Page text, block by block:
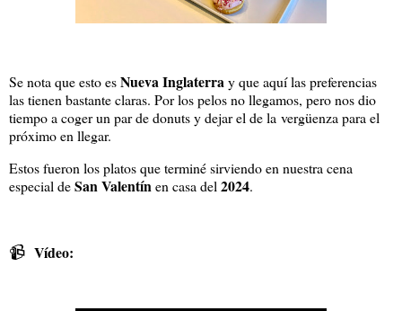
Se nota que esto esNueva Inglaterray que aquí las preferencias
las tienen bastante claras. Por los pelos no llegamos, pero nos dio
tiempo a coger un par de donuts y dejar el de la vergüenza para el
próximo en llegar.
Estos fueron los platos que terminé sirviendo en nuestra cena
especial deSan Valentínen casa del 2024.
📹 Vídeo: